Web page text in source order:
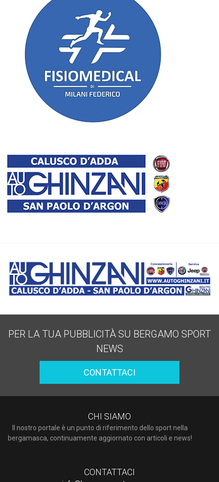
PER LA TUA PUBBLICITÀ SU BERGAMO SPORT
NEWS
CONTATTACI
CHI SIAMO
Il nostro portale è un punto di riferimento dello sport nella
bergamasca, continuamente aggiornato con articoli e news!
CONTATTACI